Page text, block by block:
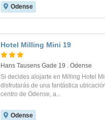
Odense
Hotel Milling Mini 19
Hans Tausens Gade 19 . Odense
Si decides alojarte en Milling Hotel
disfrutarás de una fantástica
centro de Odense, a...
Odense